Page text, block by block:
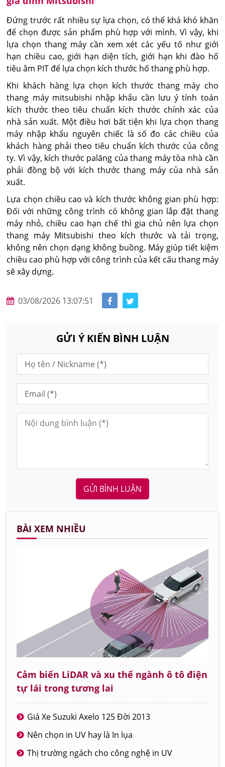
Đứng trước rất nhiều sự lựa chọn, có thể khá khó khăn
để chọn được sản phẩm phù hợp với mình. Vì vậy, khi
lựa chọn thang máy cần xem xét các yếu tố như giới
hạn chiều cao, giới hạn diện tích, giới hạn khi đào hố
tiêu âm PIT để lựa chọn kích thước hố thang phù hợp.
Khi khách hàng lựa chọn kích thước thang máy cho
thang máy mitsubishi nhập khẩu cần lưu ý tính toán
kích thước theo tiêu chuẩn kích thước chính xác của
nhà sản xuất. Một điều hơi bất tiện khi lựa chọn thang
máy nhập khẩu nguyên chiếc là số đo các chiều của
khách hàng phải theo tiêu chuẩn kích thước của công
ty. Vì vậy, kích thước palăng của thang máy tòa nhà cần
phải đồng bộ với kích thước thang máy của nhà sản
xuất.
Lựa chọn chiều cao và kích thước không gian phù hợp:
Đối với những công trình có không gian lắp đặt thang
máy nhỏ, chiều cao hạn chế thì gia chủ nên lựa chọn
thang máy Mitsubishi theo kích thước và tải trọng,
không nên chọn dạng không buồng. Máy giúp tiết kiệm
chiều cao phù hợp với công trình của kết cấu thang máy
sẽ xây dựng.
03/08/2026 13:07:51
GỬI Ý KIẾN BÌNH LUẬN
GỬI BÌNH LUẬN
BÀI XEM NHIỀU
Cảm biến LiDAR và xu thế ngành ô tô điện
tự lái trong tương lai
Giá Xe Suzuki Axelo 125 Đời 2013
Nên chọn in UV hay là In lụa
Thị trường ngách cho công nghệ in UV